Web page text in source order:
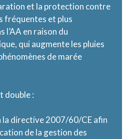
et la protection contre
fréquentes et plus
l’AA en raison du
qui augmente les pluies
de marée
double :
la directive 2007/60/CE afin
de la gestion des